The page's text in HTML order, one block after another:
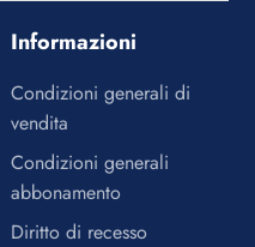
Informazioni
Condizioni generali di
vendita
Condizioni generali
abbonamento
Diritto di recesso